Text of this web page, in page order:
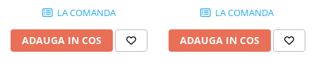
Profile Decorative Fatada
Lambriuri
Lambriuri PVC
LA COMANDA
ADAUGA IN COS
LA COMANDA
ADAUGA IN COS